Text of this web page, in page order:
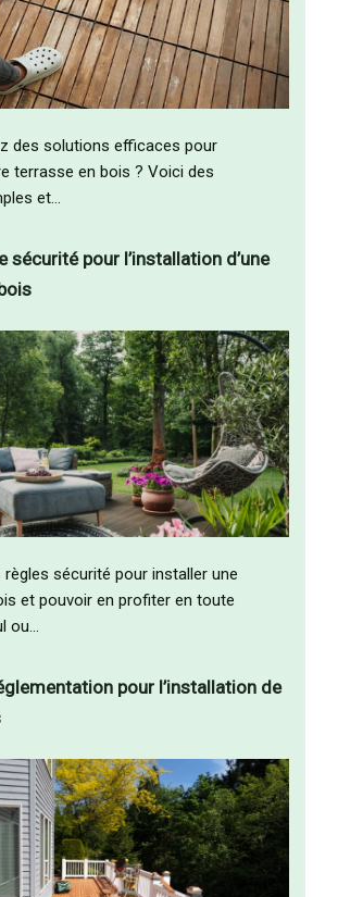
des solutions efficaces pour
terrasse en bois ? Voici des
et…
sécurité pour l’installation d’une
règles sécurité pour installer une
et pouvoir en profiter en toute
ou…
pour l’installation de